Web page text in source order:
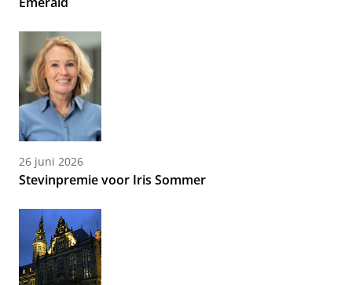
26 juni 2026
Stevinpremie voor Iris Sommer